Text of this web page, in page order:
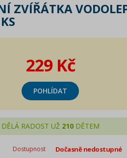
ZVÍŘÁTKA
229 Kč
POHLÍDAT
DĚLÁ RADOST UŽ 210DĚTEM
Dostupnost Dočasně nedostupné